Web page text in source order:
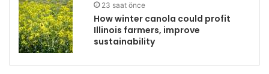
23 saat önce
How winter canola could profit
Illinois farmers, improve
sustainability